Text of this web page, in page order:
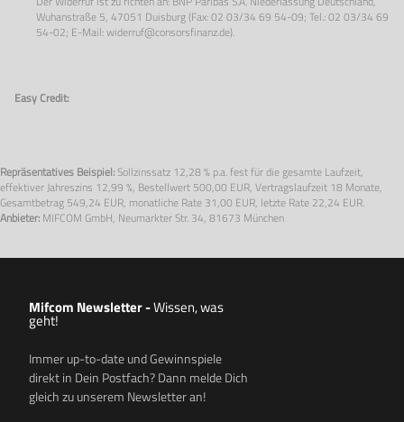
Wuhanstraße 5, 47051 Duisburg (Fax: 02 03/34 69 54-09; Tel.: 02 03/34 69
54-02; E-Mail:widerruf@consorsfinanz.de).
Easy Credit:
Repräsentatives Beispiel:Sollzinssatz 12,28 % p.a.fest für die gesamte Laufzeit,
effektiver Jahreszins 12,99 %, Bestellwert 500,00 EUR, Vertragslaufzeit 18 Monate,
Gesamtbetrag 549,24 EUR, monatliche Rate 31,00 EUR, letzte Rate 22,24 EUR.
Anbieter: MIFCOM GmbH, Neumarkter Str. 34, 81673 München
Mifcom Newsletter-Wissen, was
geht!
Immer up-to-date und Gewinnspiele
direkt in Dein Postfach? Dann melde Dich
gleich zu unserem Newsletter an!